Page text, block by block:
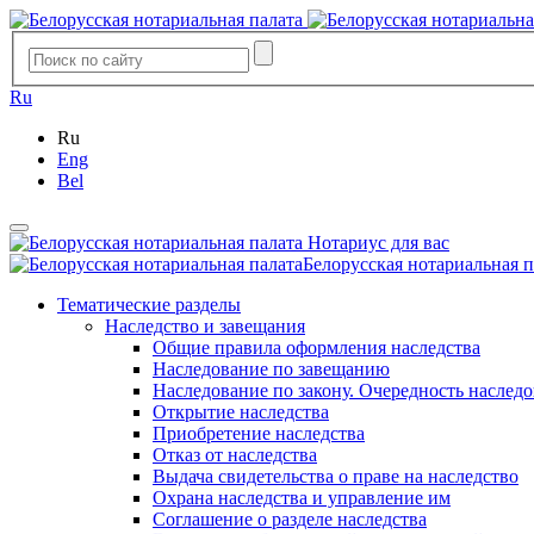
Ru
Ru
Eng
Bel
Нотариус для вас
Белорусская нотариальная
Тематические разделы
Наследство и завещания
Общие правила оформления наследства
Наследование по завещанию
Наследование по закону. Очередность
Открытие наследства
Приобретение наследства
Отказ от наследства
Выдача свидетельства о праве на наследство
Охрана наследства и управление им
Соглашение о разделе наследства